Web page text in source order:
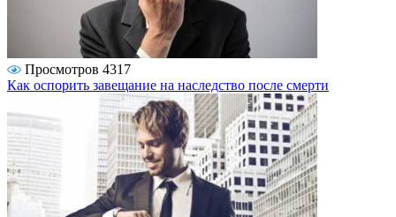
Просмотров 4317
Как оспорить завещание на наследство после смерти